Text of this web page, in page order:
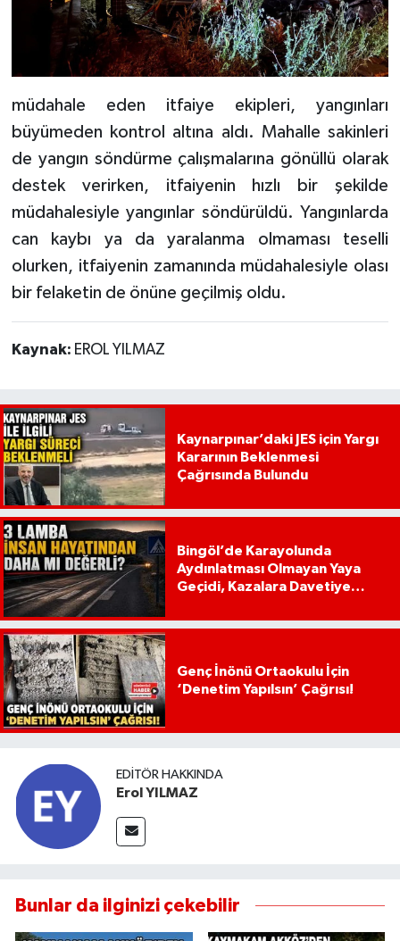
müdahale eden itfaiye ekipleri, yangınları
büyümeden kontrol altına aldı. Mahalle sakinleri
de yangın söndürme çalışmalarına gönüllü olarak
destek verirken, itfaiyenin hızlı bir şekilde
müdahalesiyle yangınlar söndürüldü. Yangınlarda
can kaybı ya da yaralanma olmaması teselli
olurken, itfaiyenin zamanında müdahalesiyle olası
bir felaketin de önüne geçilmiş oldu.
Kaynak: EROL YILMAZ
Kaynarpınar’daki JES için Yargı
Kararının Beklenmesi
Çağrısında Bulundu
Bingöl’de Karayolunda
Aydınlatması Olmayan Yaya
Geçidi, Kazalara Davetiye
Genç İnönü Ortaokulu İçin
‘Denetim Yapılsın’ Çağrısı!
EDITÖR HAKKINDA
Erol YILMAZ
Bunlar da ilginizi çekebilir